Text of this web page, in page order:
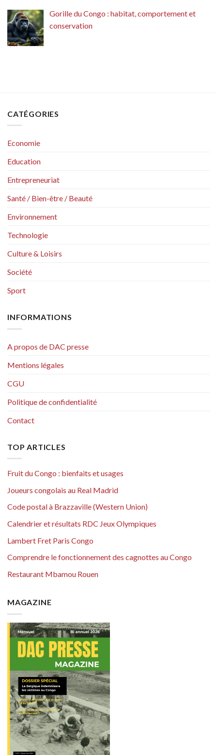
Gorille du Congo : habitat, comportement et
conservation
CATÉGORIES
Economie
Education
Entrepreneuriat
Santé / Bien-être / Beauté
Environnement
Technologie
Culture & Loisirs
Société
Sport
INFORMATIONS
A propos de DAC presse
Mentions légales
CGU
Politique de confidentialité
Contact
TOP ARTICLES
Fruit du Congo : bienfaits et usages
Joueurs congolais au Real Madrid
Code postal à Brazzaville (Western Union)
Calendrier et résultats RDC Jeux Olympiques
Lambert Fret Paris Congo
Comprendre le fonctionnement des cagnottes au Congo
Restaurant Mbamou Rouen
MAGAZINE